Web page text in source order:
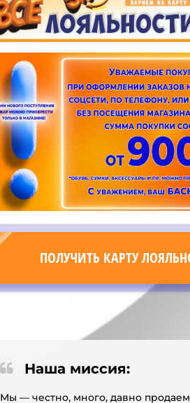
ПОЛУЧИТЬ КАРТУ
Наша миссия:
Мы — честно, много, давно